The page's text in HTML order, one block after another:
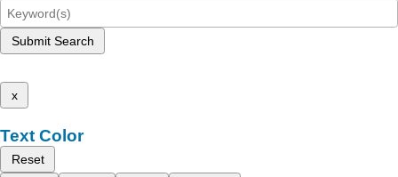
Submit Search
x
Text Color
Reset